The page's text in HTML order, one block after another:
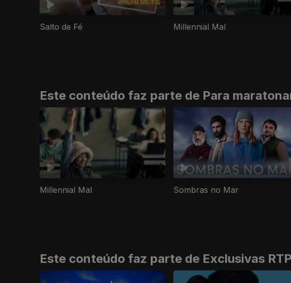
Salto de Fé Millennial Mal
Este conteúdo faz parte de Para
Millennial Mal Sombras no Mar
Este conteúdo faz parte de Exclusivas